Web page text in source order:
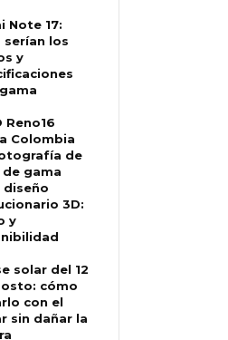
Note 17:
serían los
y
Reno16
Colombia
de
gama
diseño
3D:
y
solar del 12
cómo
con el
sin dañar la